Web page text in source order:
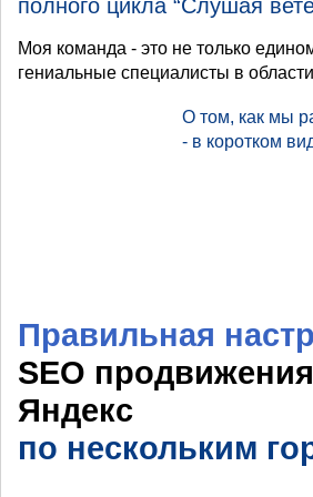
полного цикла “Слушая
Моя команда - это не только
гениальные специалисты в
О том, как мы
- в коротком
Правильная
SEO
Яндекс
по нескольким